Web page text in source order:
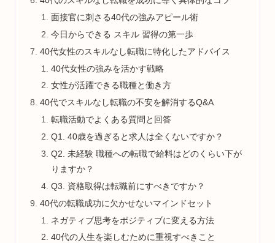
面接官に刺さる40代の強みアピール術
今日からできる スキル 習得の第一歩
40代女性のスキルなし転職に特化したアドバイス
40代女性の強みを活かす戦略
女性が活躍できる職種と働き方
40代でスキルなし転職の不安を解消するQ&A
転職活動でよくある質問と回答
Q1. 40歳を過ぎると求人は全くないですか？
Q2. 未経験 職種への転職で給料はどのくらい下が
りますか？
Q3. 資格取得は転職前にすべきですか？
40代の転職成功に欠かせないマインドセット
ネガティブ思考をポジティブに変える方法
40代の人生を楽しむために重視すべきこと